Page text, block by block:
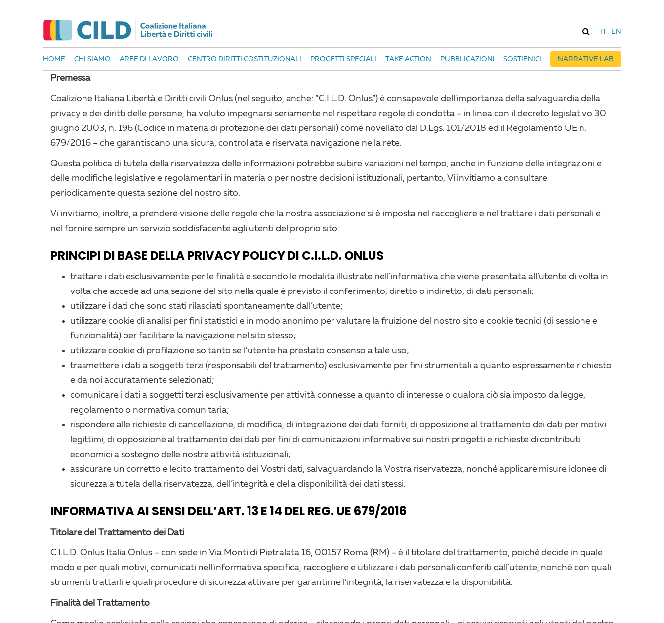
EN
HOME CHI SIAMO AREE DI LAVORO CENTRO DIRITTI COSTITUZIONALI PROGETTI SPECIALI TAKE ACTION PUBBLICAZIONI SOSTIENICI NARRATIVE LAB
Premessa
Coalizione Italiana Libertà e Diritti civili Onlus (nel seguito, anche: “C.I.L.D. Onlus”) è consapevole dell'importanza della salvaguardia della
privacy e dei diritti delle persone, ha voluto impegnarsi seriamente nel rispettare regole di condotta – in linea con il decreto legislativo 30
giugno 2003, n. 196 (Codice in materia di protezione dei dati personali) come novellato dal D.Lgs. 101/2018 ed il Regolamento UE n.
679/2016 – che garantiscano una sicura, controllata e riservata navigazione nella rete.
Questa politica di tutela della riservatezza delle informazioni potrebbe subire variazioni nel tempo, anche in funzione delle integrazioni e
delle modifiche legislative e regolamentari in materia o per nostre decisioni istituzionali, pertanto, Vi invitiamo a consultare
periodicamente questa sezione del nostro sito.
Vi invitiamo, inoltre, a prendere visione delle regole che la nostra associazione si è imposta nel raccogliere e nel trattare i dati personali e
nel fornire sempre un servizio soddisfacente agli utenti del proprio sito.
PRINCIPI DI BASE DELLA PRIVACY POLICY DI C.I.L.D. ONLUS
trattare i dati esclusivamente per le finalità e secondo le modalità illustrate nell'informativa che viene presentata all’utente di volta in
volta che accede ad una sezione del sito nella quale è previsto il conferimento, diretto o indiretto, di dati personali;
utilizzare i dati che sono stati rilasciati spontaneamente dall’utente;
utilizzare cookie di analisi per fini statistici e in modo anonimo per valutare la fruizione del nostro sito e cookie tecnici (di sessione e
funzionalità) per facilitare la navigazione nel sito stesso;
utilizzare cookie di profilazione soltanto se l’utente ha prestato consenso a tale uso;
trasmettere i dati a soggetti terzi (responsabili del trattamento) esclusivamente per fini strumentali a quanto espressamente richiesto
e da noi accuratamente selezionati;
comunicare i dati a soggetti terzi esclusivamente per attività connesse a quanto di interesse o qualora ciò sia imposto da legge,
regolamento o normativa comunitaria;
rispondere alle richieste di cancellazione, di modifica, di integrazione dei dati forniti, di opposizione al trattamento dei dati per motivi
legittimi, di opposizione al trattamento dei dati per fini di comunicazioni informative sui nostri progetti e richieste di contributi
economici a sostegno delle nostre attività istituzionali;
assicurare un corretto e lecito trattamento dei Vostri dati, salvaguardando la Vostra riservatezza, nonché applicare misure idonee di
sicurezza a tutela della riservatezza, dell’integrità e della disponibilità dei dati stessi.
INFORMATIVA AI SENSI DELL’ART. 13 E 14 DEL REG. UE 679/2016
Titolare del Trattamento dei Dati
C.I.L.D. Onlus Italia Onlus – con sede in Via Monti di Pietralata 16, 00157 Roma (RM) – è il titolare del trattamento, poiché decide in quale
modo e per quali motivi, comunicati nell'informativa specifica, raccogliere e utilizzare i dati personali conferiti dall'utente, nonché con quali
strumenti trattarli e quali procedure di sicurezza attivare per garantirne l’integrità, la riservatezza e la disponibilità.
Finalità del Trattamento